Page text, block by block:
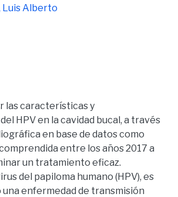
Luis Alberto
las características y
HPV en la cavidad bucal, a través
en base de datos como
entre los años 2017 a
un tratamiento eficaz.
del papiloma humano (HPV), es
enfermedad de transmisión